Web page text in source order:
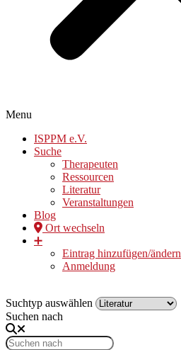
Menu
ISPPM e.V.
Suche
Therapeuten
Ressourcen
Literatur
Veranstaltungen
Blog
Ort wechseln
➕
Eintrag hinzufügen/ändern
Anmeldung
Suchtyp auswählen
Suchen nach